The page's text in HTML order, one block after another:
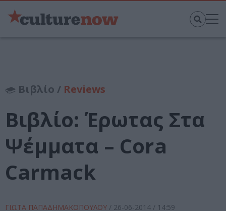
Βιβλίο / Reviews
Βιβλίο: Έρωτας Στα
Ψέμματα – Cora
Carmack
ΓΙΩΤΑ ΠΑΠΑΔΗΜΑΚΟΠΟΥΛΟΥ / 26-06-2014 / 14:59